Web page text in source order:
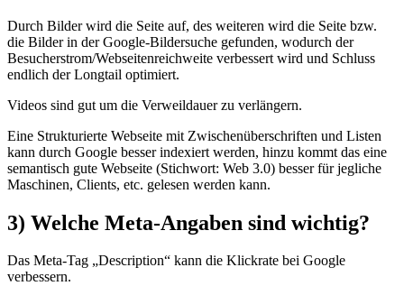
Durch Bilder wird die Seite auf, des weiteren wird die Seite bzw.
die Bilder in der Google-Bildersuche gefunden, wodurch der
Besucherstrom/Webseitenreichweite verbessert wird und Schluss
endlich der Longtail optimiert.
Videos sind gut um die Verweildauer zu verlängern.
Eine Strukturierte Webseite mit Zwischenüberschriften und Listen
kann durch Google besser indexiert werden, hinzu kommt das eine
semantisch gute Webseite (Stichwort: Web 3.0) besser für jegliche
Maschinen, Clients, etc. gelesen werden kann.
3) Welche Meta-Angaben sind wichtig?
Das Meta-Tag „Description“ kann die Klickrate bei Google
verbessern.